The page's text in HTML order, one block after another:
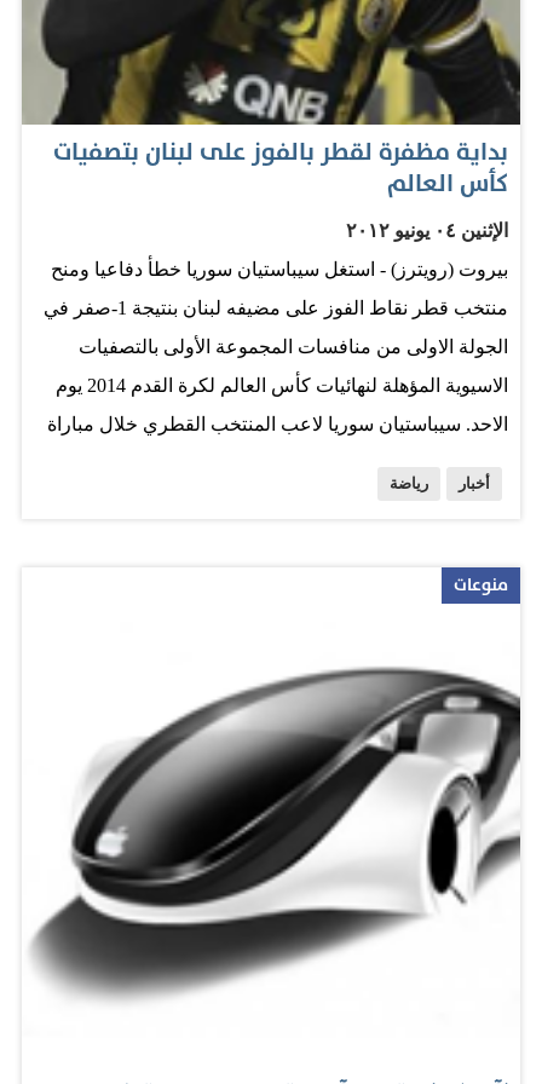
أتوقع أن الوضع سيكون مختلفا وهو أمر طبيعي. وعن المباراة
يقول مارادونا: أتوقعها صعبة للغاية على الطرفين، والفريق
الذي يستحوذ على منطقة الوسط ستكون له الغلبة وفريقي
جاهز لهذه…
بداية مظفرة لقطر بالفوز على لبنان بتصفيات
كأس العالم
الإثنين ٠٤ يونيو ٢٠١٢
بيروت (رويترز) - استغل سيباستيان سوريا خطأ دفاعيا ومنح
منتخب قطر نقاط الفوز على مضيفه لبنان بنتيجة 1-صفر في
الجولة الاولى من منافسات المجموعة الأولى بالتصفيات
الاسيوية المؤهلة لنهائيات كأس العالم لكرة القدم 2014 يوم
الاحد. سيباستيان سوريا لاعب المنتخب القطري خلال مباراة
بغرابة. وتستضيف قطر منتخب كوريا الجنوبية في الجولة
الثانية من التصفيات يوم الجمعة المقبل. المصدر: ياهو مكتوب
رياضة
أخبار رياضة
منوعات